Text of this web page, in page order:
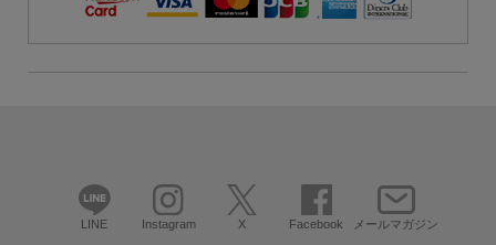
LINE Instagram X Facebook メールマガジン